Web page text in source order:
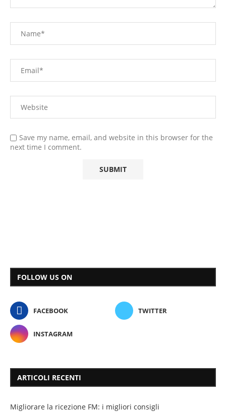
Save my name, email, and website in this browser for the
next time I comment.
FOLLOW US ON
FACEBOOK TWITTER
INSTAGRAM
ARTICOLI RECENTI
Migliorare la ricezione FM: i migliori consigli